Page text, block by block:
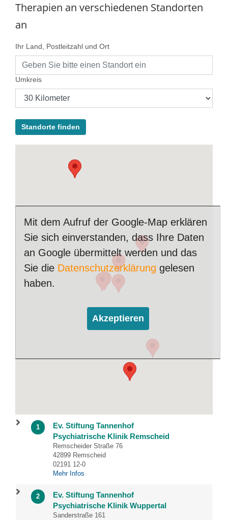
Therapien an verschiedenen Standorten
an
Ihr Land, Postleitzahl und Ort
Umkreis
Standorte finden
Mit dem Aufruf der Google-Map erklären
Sie sich einverstanden, dass Ihre Daten
an Google übermittelt werden und das
Sie die Datenschutzerklärung gelesen
haben.
Akzeptieren
1
Ev. Stiftung Tannenhof
Psychiatrische Klinik Remscheid
Remscheider Straße 76
42899 Remscheid
02191 12-0
Mehr Infos
2
Ev. Stiftung Tannenhof
Psychiatrische Klinik Wuppertal
Sanderstraße 161